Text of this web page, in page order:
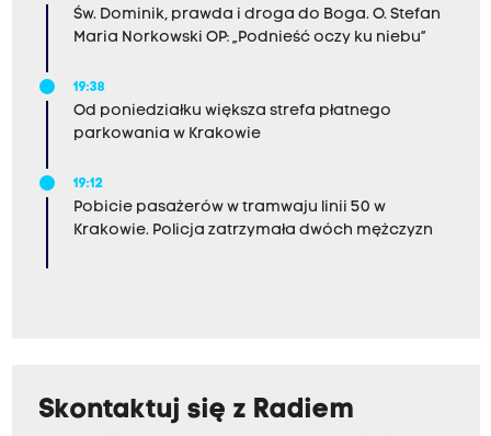
Św. Dominik, prawda i droga do Boga. O. Stefan
Maria Norkowski OP: „Podnieść oczy ku niebu”
19:38
Od poniedziałku większa strefa płatnego
parkowania w Krakowie
19:12
Pobicie pasażerów w tramwaju linii 50 w
Krakowie. Policja zatrzymała dwóch mężczyzn
Skontaktuj się z Radiem